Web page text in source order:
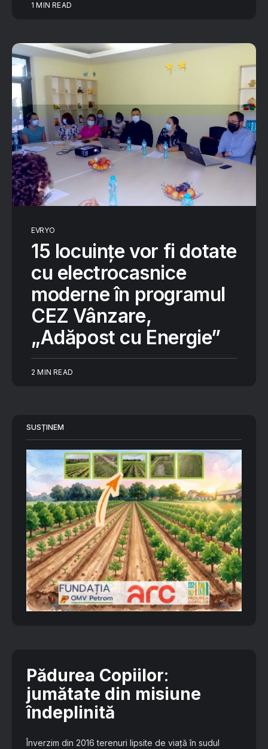
1 MIN READ
EVRYO
15 locuințe vor fi dotate
cu electrocasnice
moderne în programul
CEZ Vânzare,
„Adăpost cu Energie”
2 MIN READ
SUSȚINEM
Pădurea Copiilor:
jumătate din misiune
îndeplinită
Înverzim din 2016 terenuri lipsite de viață în sudul